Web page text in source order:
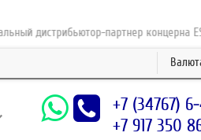
дистрибьютор-партнер концерна ESAB
+7 (34767)
+7 917 350